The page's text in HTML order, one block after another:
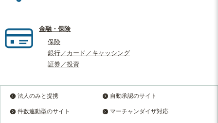
金融・保険
保険
銀行／カード／キャッシング
証券／投資
法人のみと提携 自動承認のサイト
件数連動型のサイト マーチャンダイザ対応